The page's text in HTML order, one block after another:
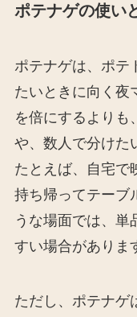
ポテナゲの使い
ポテナゲは、ポテ
たいときに向く夜
を倍にするよりも
や、数人で分けた
たとえば、自宅で
持ち帰ってテーブ
うな場面では、単
すい場合がありま
ただし、ポテナゲ